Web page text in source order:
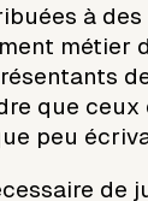
à
métier
que ceux
peu
de